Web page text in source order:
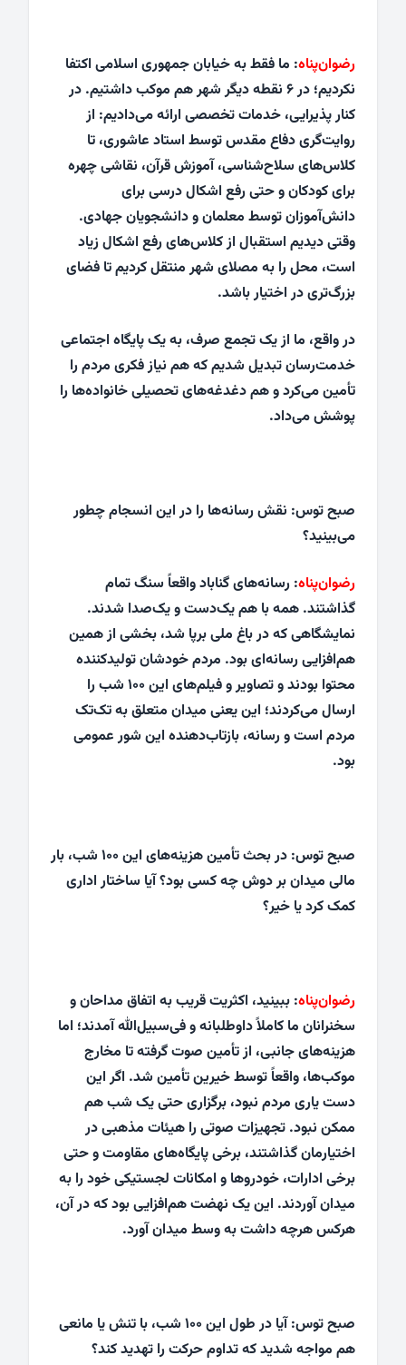
رضوان‌پناه: ما فقط به خیابان جمهوری اسلامی اکتفا
نکردیم؛ در ۶ نقطه دیگر شهر هم موکب داشتیم. در
کنار پذیرایی، خدمات تخصصی ارائه می‌دادیم: از
روایت‌گری دفاع مقدس توسط استاد عاشوری، تا
کلاس‌های سلاح‌شناسی، آموزش قرآن، نقاشی چهره
برای کودکان و حتی رفع اشکال درسی برای
دانش‌آموزان توسط معلمان و دانشجویان جهادی.
وقتی دیدیم استقبال از کلاس‌های رفع اشکال زیاد
است، محل را به مصلای شهر منتقل کردیم تا فضای
بزرگ‌تری در اختیار باشد.
در واقع، ما از یک تجمع صرف، به یک پایگاه اجتماعی
خدمت‌رسان تبدیل شدیم که هم نیاز فکری مردم را
تأمین می‌کرد و هم دغدغه‌های تحصیلی خانواده‌ها را
پوشش می‌داد.
صبح توس: نقش رسانه‌ها را در این انسجام چطور
می‌بینید؟
رضوان‌پناه: رسانه‌های گناباد واقعاً سنگ تمام
گذاشتند. همه با هم یک‌دست و یک‌صدا شدند.
نمایشگاهی که در باغ ملی برپا شد، بخشی از همین
هم‌افزایی رسانه‌ای بود. مردم خودشان تولیدکننده
محتوا بودند و تصاویر و فیلم‌های این ۱۰۰ شب را
ارسال می‌کردند؛ این یعنی میدان متعلق به تک‌تک
مردم است و رسانه، بازتاب‌دهنده‌ این شور عمومی
بود.
صبح توس: در بحث تأمین هزینه‌های این ۱۰۰ شب، بار
مالی میدان بر دوش چه کسی بود؟ آیا ساختار اداری
کمک کرد یا خیر؟
رضوان‌پناه: ببینید، اکثریت قریب به اتفاق مداحان و
سخنرانان ما کاملاً داوطلبانه و فی‌سبیل‌الله آمدند؛ اما
هزینه‌های جانبی، از تأمین صوت گرفته تا مخارج
موکب‌ها، واقعاً توسط خیرین تأمین شد. اگر این
دست یاری مردم نبود، برگزاری حتی یک شب هم
ممکن نبود. تجهیزات صوتی را هیئات مذهبی در
اختیارمان گذاشتند، برخی پایگاه‌های مقاومت و حتی
برخی ادارات، خودروها و امکانات لجستیکی خود را به
میدان آوردند. این یک نهضت هم‌افزایی بود که در آن،
هرکس هرچه داشت به وسط میدان آورد.
صبح توس: آیا در طول این ۱۰۰ شب، با تنش یا مانعی
هم مواجه شدید که تداوم حرکت را تهدید کند؟